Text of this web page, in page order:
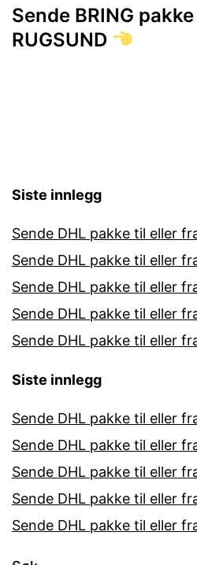
Sende BRING
RUGSUND
Siste innlegg
Sende DHL pakke til eller
Sende DHL pakke til eller
Sende DHL pakke til eller
Sende DHL pakke til eller
Sende DHL pakke til eller
Siste innlegg
Sende DHL pakke til eller
Sende DHL pakke til eller
Sende DHL pakke til eller
Sende DHL pakke til eller
Sende DHL pakke til eller